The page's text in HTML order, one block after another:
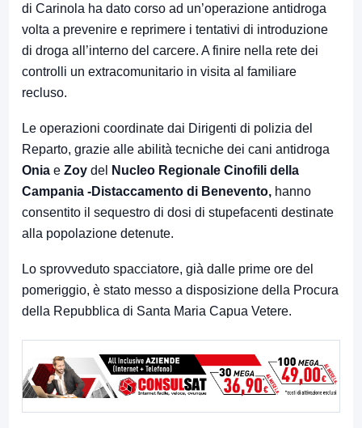
di Carinola ha dato corso ad un’operazione antidroga
volta a prevenire e reprimere i tentativi di introduzione
di droga all’interno del carcere. A finire nella rete dei
controlli un extracomunitario in visita al familiare
recluso.
Le operazioni coordinate dai Dirigenti di polizia del
Reparto, grazie alle abilità tecniche dei cani antidroga
Onia e Zoy del
Nucleo Regionale Cinofili della
Campania -Distaccamento di Benevento, hanno
consentito il sequestro di dosi di stupefacenti destinate
alla popolazione detenute.
Lo sprovveduto spacciatore, già dalle prime ore del
pomeriggio, è stato messo a disposizione della Procura
della Repubblica di Santa Maria Capua Vetere.